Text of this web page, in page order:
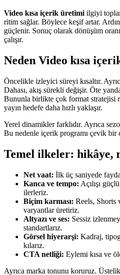
Video kısa içerik üretimi ilgiyi toplar
ritim sağlar. Böylece keşif artar.
güçlenir. Sonuç olarak dönüşüm
çalışır.
Neden Video kısa
Öncelikle izleyici süreyi kısaltır.
Dahası, akış sürekli değişir. Öte
Bununla birlikte çok format stratejisi
yayın hedefe daha hızlı yaklaşır.
Yerel dinamikler farklıdır. Ayrıca
Bu nedenle içerik programı çevik bir
Temel ilkeler: hikâye,
Net vaat: İlk üç saniyede
Kanca ve tempo: Açılışı
ilerleriz.
Biçim karması: Reels, Shorts
varyantlar üretiriz.
Altyazı ve ses: Sessiz
standartlarız.
Görsel hiyerarşi: Kadraj,
kılarız.
CTA netliği: Eylemi kısa ve
Ayrıca marka tonunu koruruz.